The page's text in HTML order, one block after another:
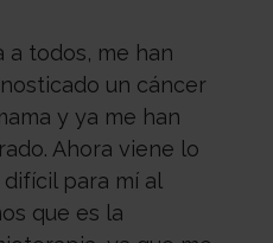
a todos, me han
un cáncer
y ya me han
Ahora viene lo
difícil para mí al
que es la